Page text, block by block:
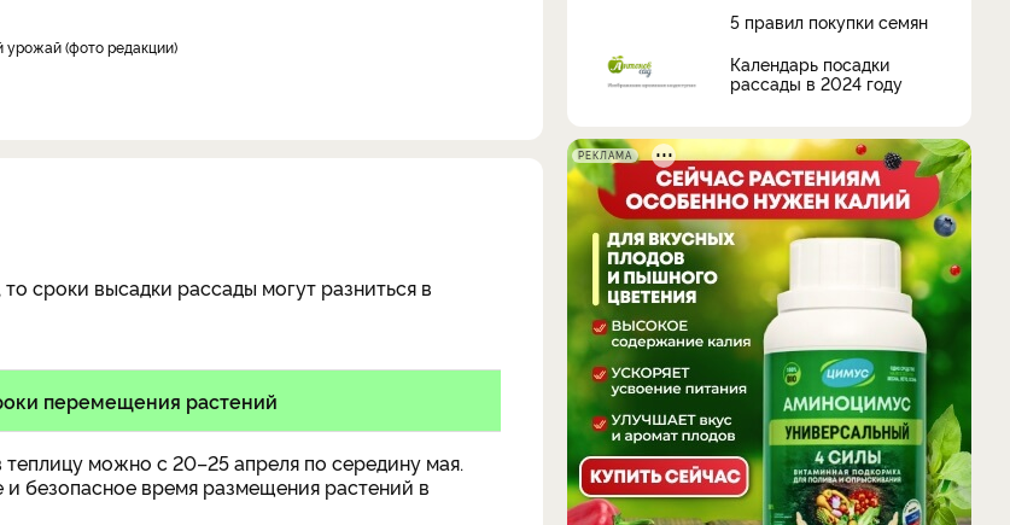
урожай (фото редакции)
сроки высадки рассады могут разниться в
перемещения растений
можно с 20–25 апреля по середину мая.
безопасное время размещения растений в
5 правил покупки семян
Календарь посадки
рассады в 2024 году
РЕКЛАМА